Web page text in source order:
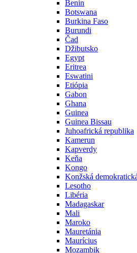
Benin
Botswana
Burkina Faso
Burundi
Čad
Džibutsko
Egypt
Eritrea
Eswatini
Etiópia
Gabon
Ghana
Guinea
Guinea Bissau
Juhoafrická republika
Kamerun
Kapverdy
Keňa
Kongo
Konžská
Lesotho
Libéria
Madagaskar
Mali
Maroko
Mauretánia
Maurícius
Mozambik